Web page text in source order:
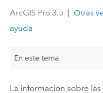
ArcGIS Pro 3.5 | Otras
ayuda
En este tema
La información sobre